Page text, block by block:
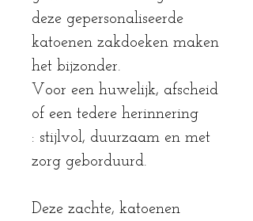
deze gepersonaliseerde
katoenen zakdoeken maken
het bijzonder.
Voor een huwelijk, afscheid
of een tedere herinnering
: stijlvol, duurzaam en met
zorg geborduurd.
Deze zachte, katoenen